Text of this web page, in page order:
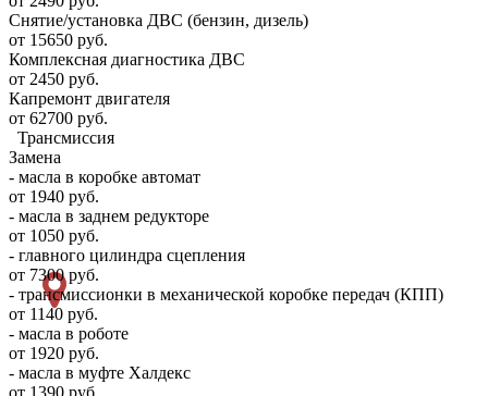
Снятие/установка ДВС (бензин, дизель)
от 15650 руб.
Комплексная диагностика ДВС
от 2450 руб.
Капремонт двигателя
от 62700 руб.
Трансмиссия
Замена
- масла в коробке автомат
от 1940 руб.
- масла в заднем редукторе
от 1050 руб.
- главного цилиндра сцепления
от 7300 руб.
- трансмиссионки в механической коробке передач (КПП)
от 1140 руб.
- масла в роботе
от 1920 руб.
- масла в муфте Халдекс
от 1390 руб.